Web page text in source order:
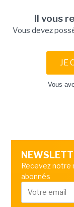
Il vous
Vous devez
JE
Vous
Recevez
abonnés